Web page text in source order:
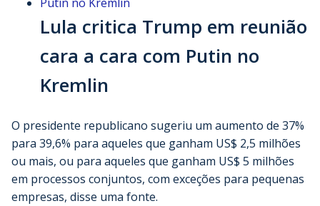
Lula critica Trump em reunião
cara a cara com Putin no
Kremlin
O presidente republicano sugeriu um aumento de 37%
para 39,6% para aqueles que ganham US$ 2,5 milhões
ou mais, ou para aqueles que ganham US$ 5 milhões
em processos conjuntos, com exceções para pequenas
empresas, disse uma fonte.